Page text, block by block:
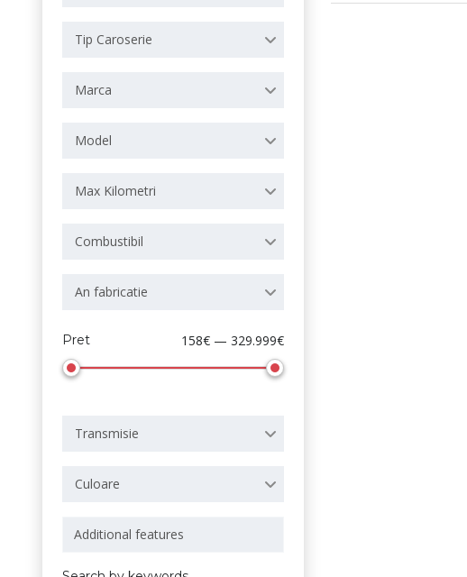
Tip Caroserie
Marca
Model
Max Kilometri
Combustibil
An fabricatie
Pret 158€ — 329.999€
Transmisie
Culoare